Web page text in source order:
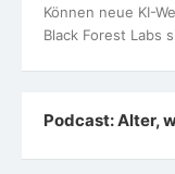
Können neue KI-
Black Forest Labs
Podcast: Alter,